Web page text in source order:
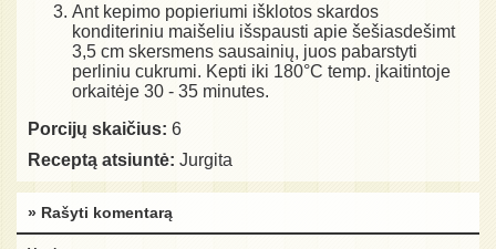
Ant kepimo popieriumi išklotos skardos
konditeriniu maišeliu išspausti apie šešiasdešimt
3,5 cm skersmens sausainių, juos pabarstyti
perliniu cukrumi. Kepti iki 180°C temp. įkaitintoje
orkaitėje 30 - 35 minutes.
Porcijų skaičius: 6
Receptą atsiuntė: Jurgita
» Rašyti komentarą